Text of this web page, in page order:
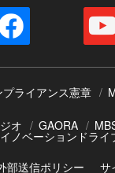
ライアンス憲章
オ GAORA
ノベーションドライ
部送信ポリシー
サ